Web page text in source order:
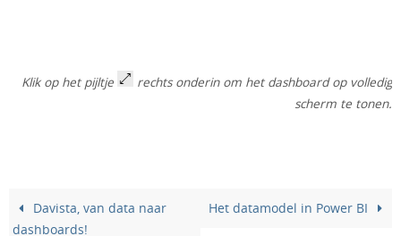
Klik op het pijltje
rechts onderin om het dashboard op volledig
scherm te tonen.
Davista, van data naar
dashboards!
Het datamodel in Power BI